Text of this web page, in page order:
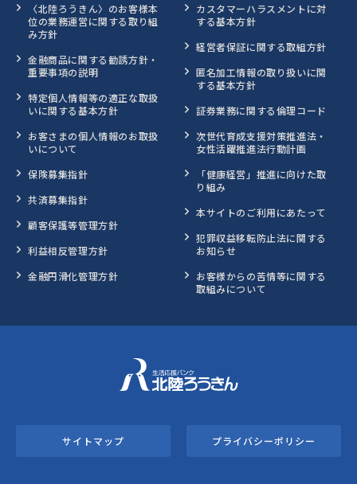
〈北陸ろうきん〉のお客様本
位の業務運営に関する取り組
み方針
金融商品に関する勧誘方針・
重要事項の説明
特定個人情報等の適正な取扱
いに関する基本方針
お客さまの個人情報のお取扱
いについて
保険募集指針
共済募集指針
顧客保護等管理方針
利益相反管理方針
金融円滑化管理方針
カスタマーハラスメントに対
する基本方針
経営者保証に関する取組方針
匿名加工情報の取り扱いに関
する基本方針
証券業務に関する倫理コード
次世代育成支援対策推進法・
女性活躍推進法行動計画
「健康経営」推進に向けた取
り組み
本サイトのご利用にあたって
犯罪収益移転防止法に関する
お知らせ
お客様からの苦情等に関する
取組みについて
サイトマップ プライバシーポリシー